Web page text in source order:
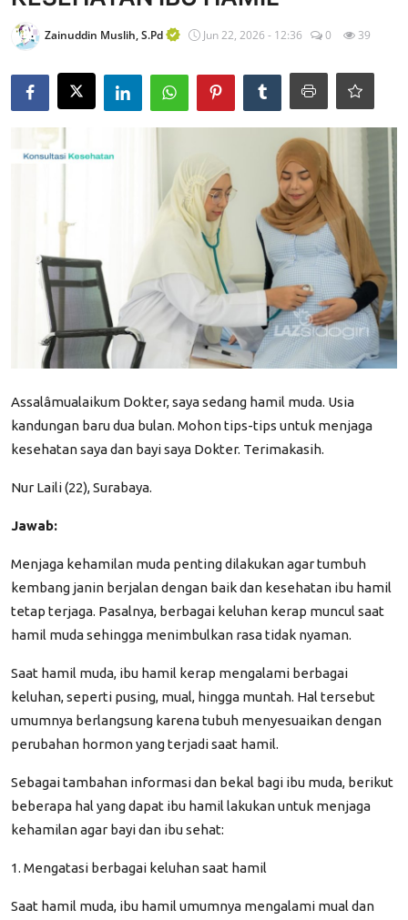
Edukasi ZIS
Majalah
Gallery
Zainuddin Muslih, S.Pd Jun 22, 2026 - 12:36 0 39
Assalâmualaikum Dokter, saya sedang hamil muda. Usia
kandungan baru dua bulan. Mohon tips-tips untuk menjaga
kesehatan saya dan bayi saya Dokter. Terimakasih.
Nur Laili (22), Surabaya.
Jawab:
Menjaga kehamilan muda penting dilakukan agar tumbuh
kembang janin berjalan dengan baik dan kesehatan ibu hamil
tetap terjaga. Pasalnya, berbagai keluhan kerap muncul saat
hamil muda sehingga menimbulkan rasa tidak nyaman.
Saat hamil muda, ibu hamil kerap mengalami berbagai
keluhan, seperti pusing, mual, hingga muntah. Hal tersebut
umumnya berlangsung karena tubuh menyesuaikan dengan
perubahan hormon yang terjadi saat hamil.
Sebagai tambahan informasi dan bekal bagi ibu muda, berikut
beberapa hal yang dapat ibu hamil lakukan untuk menjaga
kehamilan agar bayi dan ibu sehat:
1. Mengatasi berbagai keluhan saat hamil
Saat hamil muda, ibu hamil umumnya mengalami mual dan